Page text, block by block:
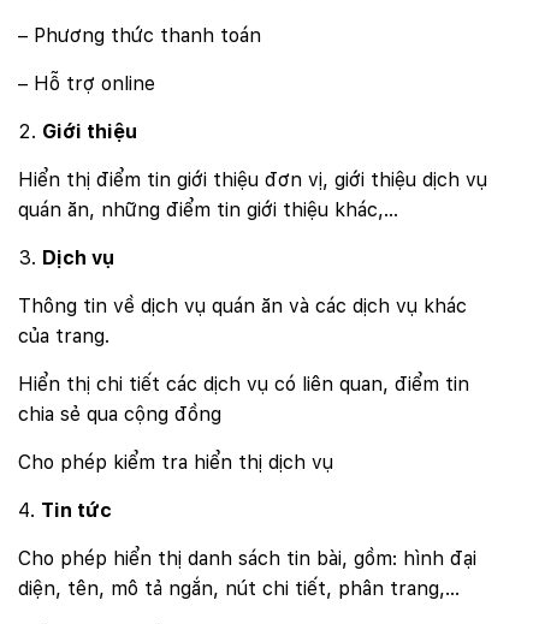
– Phương thức thanh toán
– Hỗ trợ online
Giới thiệu
Hiển thị điểm tin giới thiệu đơn vị, giới thiệu dịch vụ
quán ăn, những điểm tin giới thiệu khác,…
Dịch vụ
Thông tin về dịch vụ quán ăn và các dịch vụ khác
của trang.
Hiển thị chi tiết các dịch vụ có liên quan, điểm tin
chia sẻ qua cộng đồng
Cho phép kiểm tra hiển thị dịch vụ
Tin tức
Cho phép hiển thị danh sách tin bài, gồm: hình đại
diện, tên, mô tả ngắn, nút chi tiết, phân trang,…